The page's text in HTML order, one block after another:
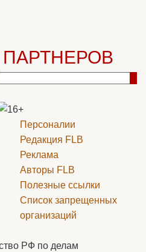
Персоналии
Редакция FLB
Реклама
Авторы FLB
Полезные ссылки
Список запрещенных
организаций
РФ по делам